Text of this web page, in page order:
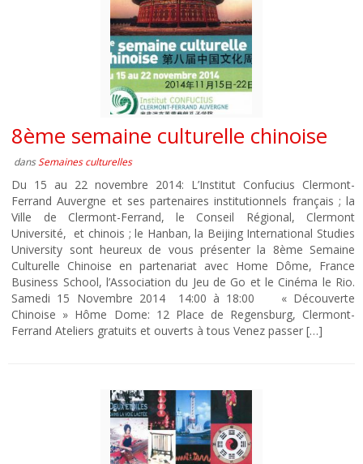
8ème semaine culturelle chinoise
dansSemaines culturelles
Du 15 au 22 novembre 2014: L’Institut Confucius Clermont-
Ferrand Auvergne et ses partenaires institutionnels français ; la
Ville de Clermont-Ferrand, le Conseil Régional, Clermont
Université, et chinois ; le Hanban, la Beijing International Studies
University sont heureux de vous présenter la 8ème Semaine
Culturelle Chinoise en partenariat avec Home Dôme, France
Business School, l’Association du Jeu de Go et le Cinéma le Rio.
Samedi 15 Novembre 2014 14:00 à 18:00 « Découverte
Chinoise » Hôme Dome: 12 Place de Regensburg, Clermont-
Ferrand Ateliers gratuits et ouverts à tous Venez passer […]